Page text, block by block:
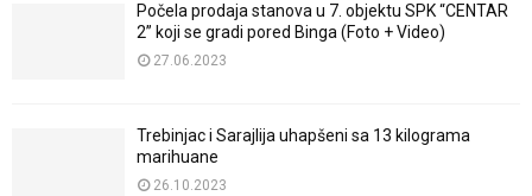
Počela prodaja stanova u 7. objektu SPK “CENTAR
2” koji se gradi pored Binga (Foto + Video)
27.06.2023
Trebinjac i Sarajlija uhapšeni sa 13 kilograma
marihuane
26.10.2023